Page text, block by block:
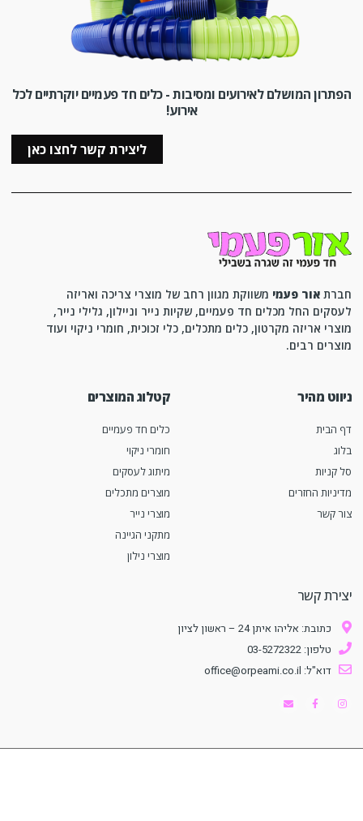
הפתרון המושלם לאירועים ומסיבות - כלים חד פעמיים יוקרתיים לכל
אירוע!
ליצירת קשר לחצו כאן
חברת אור פעמי משווקת מגוון רחב של מוצרי צריכה ואריזה
לעסקים החל מכלים חד פעמיים, שקיות נייר וניילון, גלילי נייר,
מוצרי אריזה מקרטון, כלים מתכלים, כלי זכוכית, חומרי ניקוי ועוד
מוצרים רבים.
ניווט מהיר
דף הבית
בלוג
סל קניות
מדיניות החזרים
צור קשר
קטלוג המוצרים
כלים חד פעמיים
חומרי ניקוי
מיתוג לעסקים
מוצרים מתכלים
מוצרי נייר
מתקני הגיינה
מוצרי נילון
יצירת קשר
כתובת: אליהו איתן 24 – ראשון לציון
טלפון: 03-5272322
דוא"ל: office@orpeami.co.il